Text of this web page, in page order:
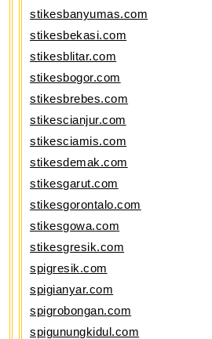
stikesbanyumas.com
stikesbekasi.com
stikesblitar.com
stikesbogor.com
stikesbrebes.com
stikescianjur.com
stikesciamis.com
stikesdemak.com
stikesgarut.com
stikesgorontalo.com
stikesgowa.com
stikesgresik.com
spigresik.com
spigianyar.com
spigrobongan.com
spigunungkidul.com